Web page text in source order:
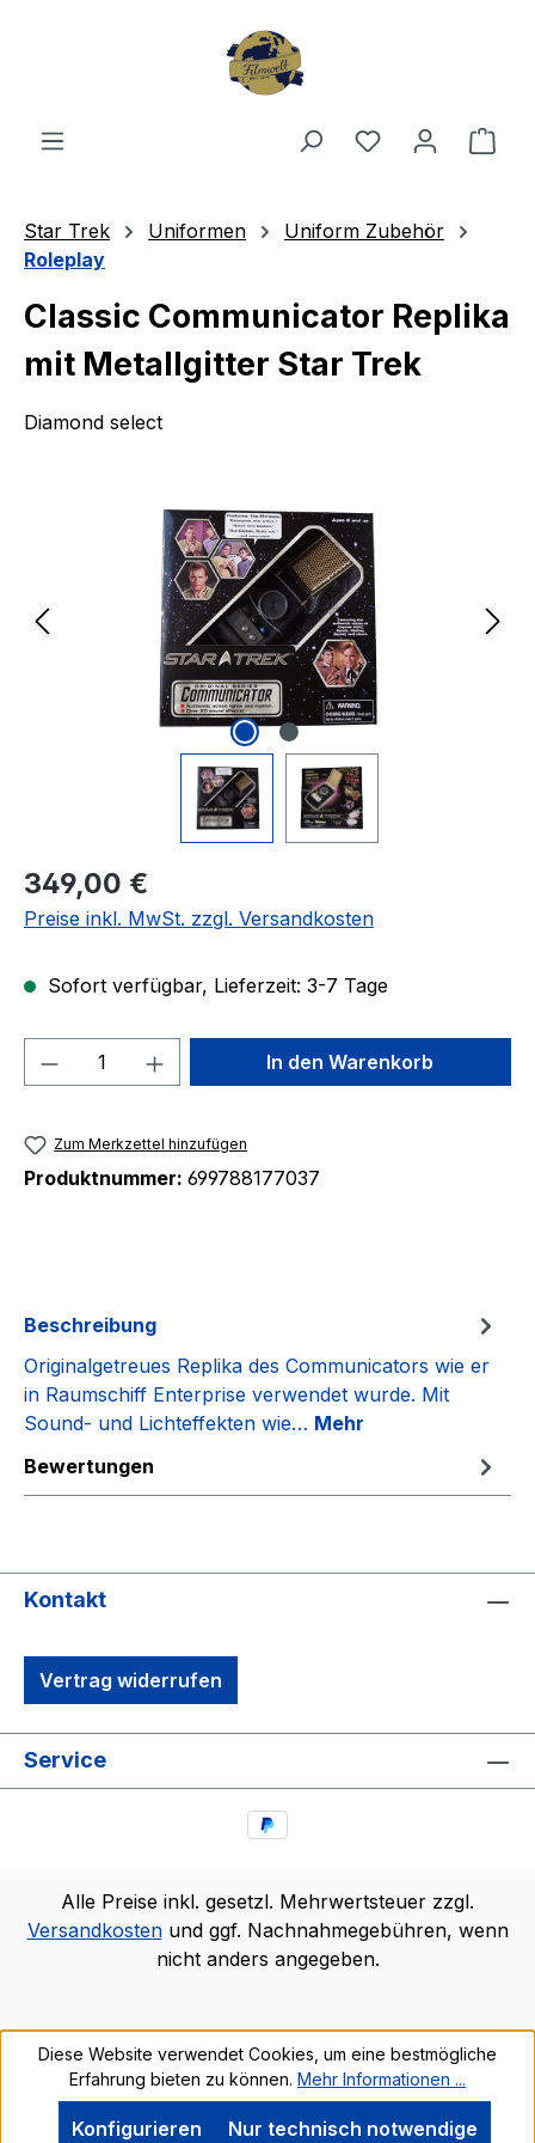
Du hast 0
Star Trek Uniformen
Uniform Zubehör
Roleplay
Classic Communicator Replika
mit Metallgitter Star Trek
Diamond select
Regulärer Preis:
349,00 €
Preise inkl. MwSt. zzgl. Versandkosten
Sofort verfügbar, Lieferzeit: 3-7 Tage
Produkt Anzahl: Gib denIn den Warenkorb
Zum Merkzettel hinzufügen
Produktnummer: 699788177037
Beschreibung
Originalgetreues Replika des Communicators wie er
in Raumschiff Enterprise verwendet wurde. Mit
Sound- und Lichteffekten wie… Mehr
Bewertungen
Kontakt
Vertrag widerrufen
Service
Alle Preise inkl. gesetzl. Mehrwertsteuer zzgl.
Versandkostenund ggf. Nachnahmegebühren, wenn
nicht anders angegeben.
Diese Website verwendet Cookies, um eine bestmögliche
Erfahrung bieten zu können. Mehr Informationen ...
Nur technisch notwendige
Konfigurieren